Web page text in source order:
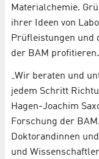
Materialchemie.
ihrer Ideen von
Prüfleistungen und
der BAM profitieren.
„Wir beraten und
jedem Schritt
Hagen-Joachim
Forschung der
Doktorandinnen
und